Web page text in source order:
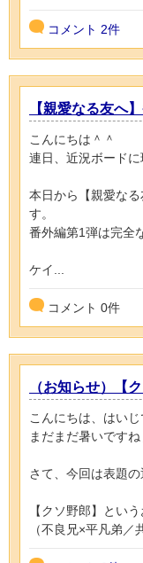
コメント 2件
【親愛なる友へ
こんにちは＾＾
連日、近況ボード
本日から【親愛な
す。
番外編第1弾は完全
ケイ...
コメント 0件
（お知らせ）【
こんにちは、はいじ
まだまだ暑いですね
さて、今回は表題の
【クソ野郎】という
（不良兄×平凡弟／